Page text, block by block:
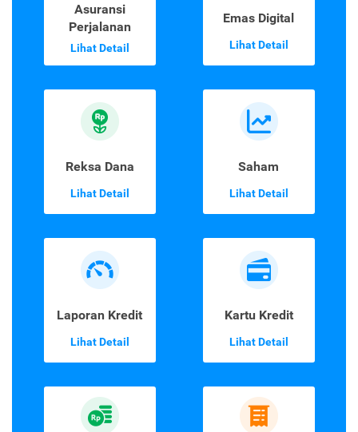
Asuransi
Perjalanan
Lihat Detail
Emas Digital
Lihat Detail
Reksa Dana
Lihat Detail
Saham
Lihat Detail
Laporan Kredit
Lihat Detail
Kartu Kredit
Lihat Detail